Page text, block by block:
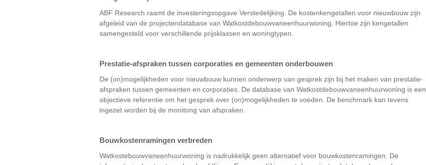
ABF Research raamt de investeringsopgave Verstedelijking. De kostenkengetallen voor nieuwbouw zijn
afgeleid van de projectendatabase van Watkostdebouwvaneenhuurwoning. Hiertoe zijn kengetallen
samengesteld voor verschillende prijsklassen en woningtypen.
Prestatie-afspraken tussen corporaties en gemeenten onderbouwen
De (on)mogelijkheden voor nieuwbouw kunnen onderwerp van gesprek zijn bij het maken van prestatie-
afspraken tussen gemeenten en corporaties. De database van Watkostdebouwvaneenhuurwoning is een
objectieve referentie om het gesprek over (on)mogelijkheden te voeden. De benchmark kan tevens
ingezet worden bij de monitong van afspraken.
Bouwkostenramingen verbreden
Watkostebouwvaneenhuurwoning is nadrukkelijk geen alternatief voor bouwkostenramingen. De